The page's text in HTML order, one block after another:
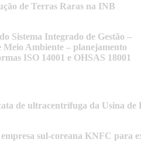
de Terras Raras na INB
Sistema Integrado de Gestão –
Meio Ambiente – planejamento
ISO 14001 e OHSAS 18001
de ultracentrífuga da Usina de
sul-coreana KNFC para